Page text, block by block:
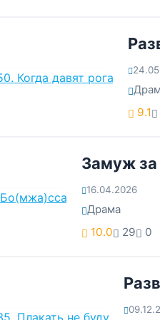
9.1
Замуж
16.04.2026
Драма
10.0
29 0